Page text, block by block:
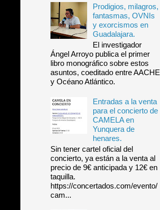
Prodigios, milagros,
fantasmas, OVNIs
y exorcismos en
Guadalajara.
El investigador
Ángel Arroyo publica el primer
libro monográfico sobre estos
asuntos, coeditado entre AACHE
y Océano Atlántico.
Entradas a la venta
para el concierto de
CAMELA en
Yunquera de
henares.
Sin tener cartel oficial del
concierto, ya están a la venta al
precio de 9€ anticipada y 12€ en
taquilla.
https://concertados.com/evento/
cam...